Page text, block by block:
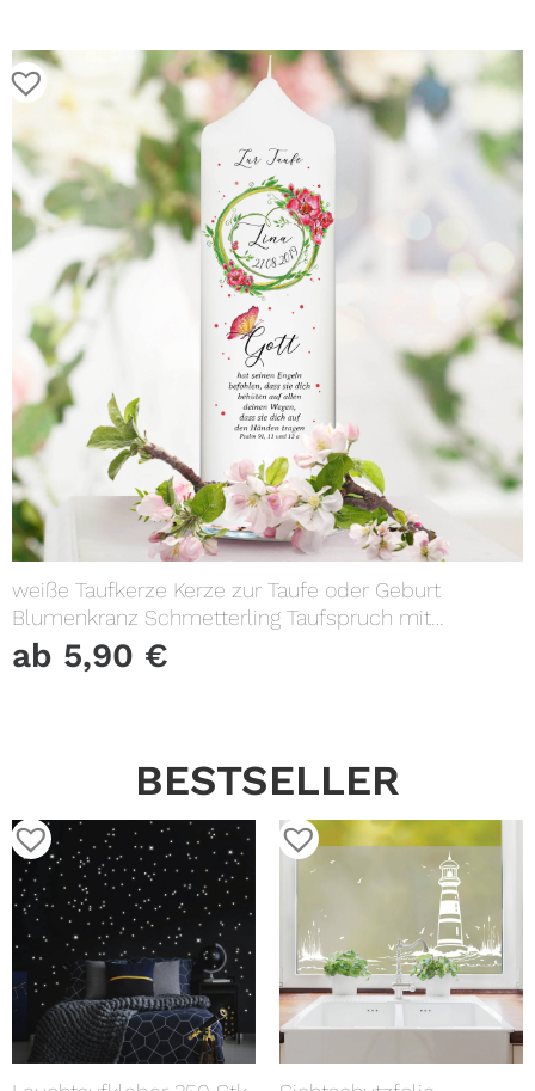
weiße Taufkerze Kerze zur Taufe oder Geburt
Blumenkranz Schmetterling Taufspruch mit
Wunschname & Datum
ab 5,90 €
BESTSELLER